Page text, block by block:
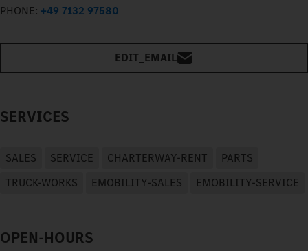
PHONE: +49 7132 97580
EDIT_EMAIL
SERVICES
SALES SERVICE CHARTERWAY-RENT
PARTS
TRUCK-WORKS
EMOBILITY-SALES EMOBILITY-SERVICE
OPEN-HOURS